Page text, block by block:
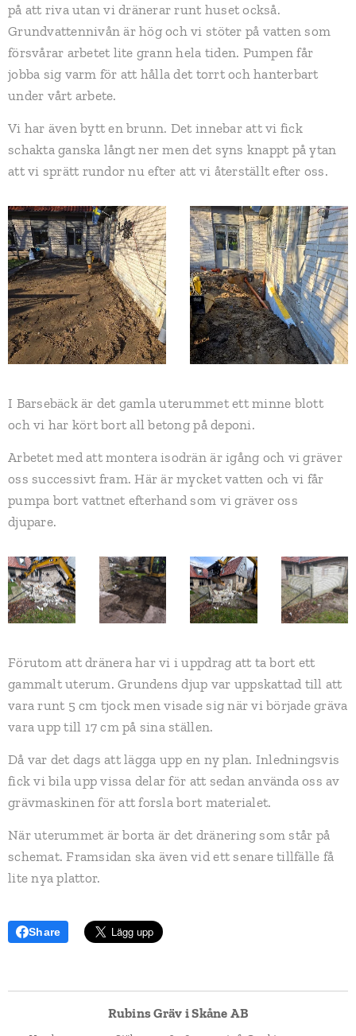
på att riva utan vi dränerar runt huset också.
Grundvattennivån är hög och vi stöter på vatten som
försvårar arbetet lite grann hela tiden. Pumpen får
jobba sig varm för att hålla det torrt och hanterbart
under vårt arbete.
Vi har även bytt en brunn. Det innebar att vi fick
schakta ganska långt ner men det syns knappt på ytan
att vi sprätt rundor nu efter att vi återställt efter oss.
I Barsebäck är det gamla uterummet ett minne blott
och vi har kört bort all betong på deponi.
Arbetet med att montera isodrän är igång och vi gräver
oss successivt fram. Här är mycket vatten och vi får
pumpa bort vattnet efterhand som vi gräver oss
djupare.
Förutom att dränera har vi i uppdrag att ta bort ett
gammalt uterum. Grundens djup var uppskattad till att
vara runt 5 cm tjock men visade sig när vi började gräva
vara upp till 17 cm på sina ställen.
Då var det dags att lägga upp en ny plan. Inledningsvis
fick vi bila upp vissa delar för att sedan använda oss av
grävmaskinen för att forsla bort materialet.
När uterummet är borta är det dränering som står på
schemat. Framsidan ska även vid ett senare tillfälle få
lite nya plattor.
Share
Rubins Gräv i Skåne AB